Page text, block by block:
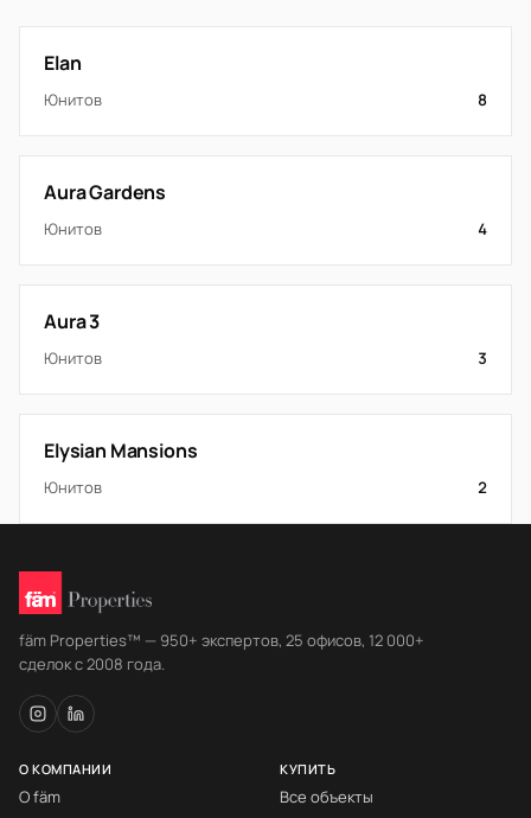
Elan
Юнитов 8
Aura Gardens
Юнитов 4
Aura 3
Юнитов 3
Elysian Mansions
Юнитов 2
fäm Properties™ — 950+ экспертов, 25 офисов, 12 000+
сделок с 2008 года.
О КОМПАНИИ
О fäm
КУПИТЬ
Все объекты